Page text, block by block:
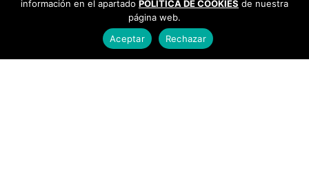
información en el apartado POLÍTICA DE COOKIES de nuestra
página web.
Aceptar
Rechazar